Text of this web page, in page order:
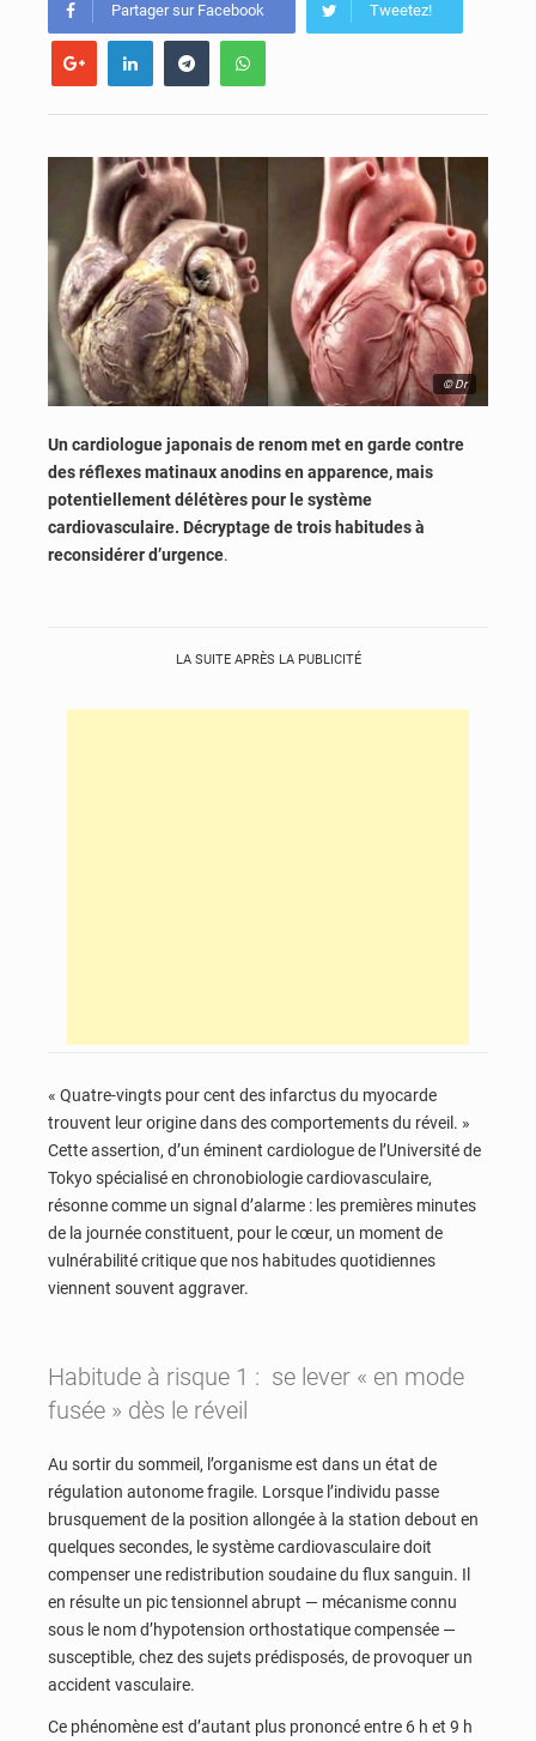
Partager sur Facebook Tweetez!
© Dr
Un cardiologue japonais de renom met en garde contre
des réflexes matinaux anodins en apparence, mais
potentiellement délétères pour le système
cardiovasculaire. Décryptage de trois habitudes à
reconsidérer d’urgence.
LA SUITE APRÈS LA PUBLICITÉ
« Quatre-vingts pour cent des infarctus du myocarde
trouvent leur origine dans des comportements du réveil. »
Cette assertion, d’un éminent cardiologue de l’Université de
Tokyo spécialisé en chronobiologie cardiovasculaire,
résonne comme un signal d’alarme : les premières minutes
de la journée constituent, pour le cœur, un moment de
vulnérabilité critique que nos habitudes quotidiennes
viennent souvent aggraver.
Habitude à risque 1 : se lever « en mode
fusée » dès le réveil
Au sortir du sommeil, l’organisme est dans un état de
régulation autonome fragile. Lorsque l’individu passe
brusquement de la position allongée à la station debout en
quelques secondes, le système cardiovasculaire doit
compenser une redistribution soudaine du flux sanguin. Il
en résulte un pic tensionnel abrupt — mécanisme connu
sous le nom d’hypotension orthostatique compensée —
susceptible, chez des sujets prédisposés, de provoquer un
accident vasculaire.
Ce phénomène est d’autant plus prononcé entre 6 h et 9 h